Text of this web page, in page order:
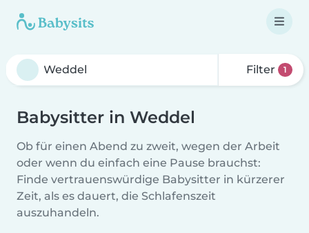
Filter 1
Babysitter in Weddel
Ob für einen Abend zu zweit, wegen der Arbeit
oder wenn du einfach eine Pause brauchst:
Finde vertrauenswürdige Babysitter in kürzerer
Zeit, als es dauert, die Schlafenszeit
auszuhandeln.